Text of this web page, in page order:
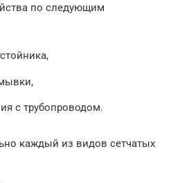
по следующим
с трубопроводом.
каждый из видов сетчатых